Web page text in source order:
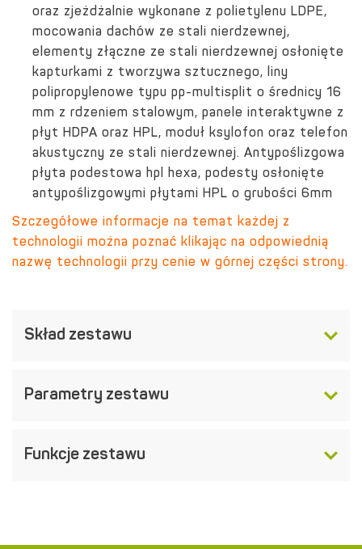
oraz zjeżdżalnie wykonane z polietylenu LDPE,
mocowania dachów ze stali nierdzewnej,
elementy złączne ze stali nierdzewnej osłonięte
kapturkami z tworzywa sztucznego, liny
polipropylenowe typu pp-multisplit o średnicy 16
mm z rdzeniem stalowym, panele interaktywne z
płyt HDPA oraz HPL, moduł ksylofon oraz telefon
akustyczny ze stali nierdzewnej. Antypoślizgowa
płyta podestowa hpl hexa, podesty osłonięte
antypoślizgowymi płytami HPL o grubości 6mm
Szczegółowe informacje na temat każdej z
technologii można poznać klikając na odpowiednią
nazwę technologii przy cenie w górnej części strony.
Skład zestawu
Parametry zestawu
Funkcje zestawu